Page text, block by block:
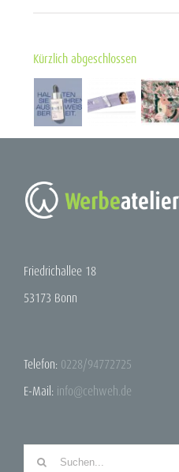
Kürzlich abgeschlossen
Friedrichallee 18
53173 Bonn
Telefon: 0228/94772725
E-Mail: info@cehweh.de
Suche